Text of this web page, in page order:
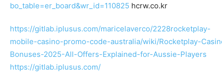
bo_table=er_board&wr_id=110825 hcrw.co.kr
https://gitlab.iplusus.com/maricelaverco/2228rocketplay-
mobile-casino-promo-code-australia/wiki/Rocketplay-
Bonuses-2025-All-Offers-Explained-for-Aussie-Players
https://gitlab.iplusus.com/